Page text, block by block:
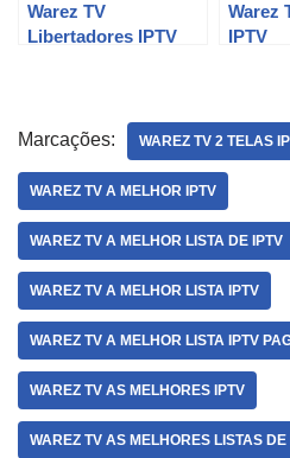
Warez TV
Libertadores IPTV
Warez
IPTV
Marcações: WAREZ TV 2 TELAS
WAREZ TV A MELHOR IPTV
WAREZ TV A MELHOR LISTA DE IPTV
WAREZ TV A MELHOR LISTA IPTV
WAREZ TV A MELHOR LISTA IPTV
WAREZ TV AS MELHORES IPTV
WAREZ TV AS MELHORES LISTAS DE